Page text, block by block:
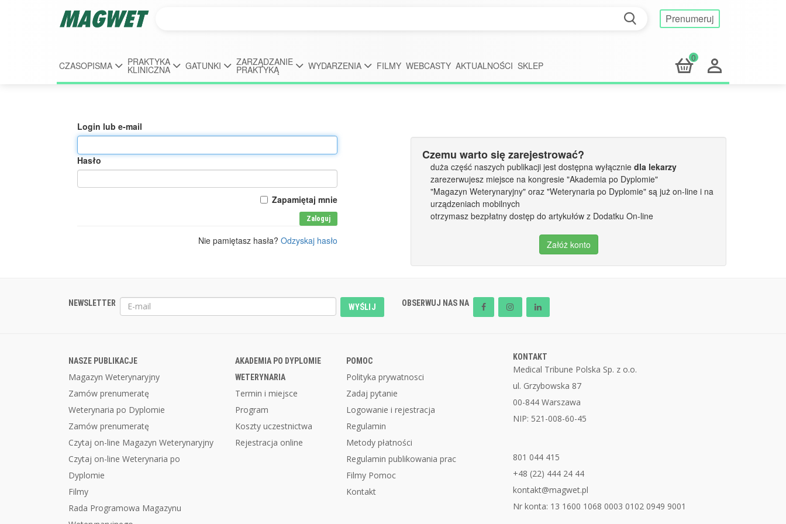
Prenumeruj
CZASOPISMA PRAKTYKA
KLINICZNA GATUNKI ZARZĄDZANIE
PRAKTYKĄ WYDARZENIA FILMY WEBCASTY AKTUALNOŚCI SKLEP
0
Login lub e-mail
Hasło
Zapamiętaj mnie
Zaloguj
Nie pamiętasz hasła? Odzyskaj hasło
Czemu warto się zarejestrować?
duża część naszych publikacji jest dostępna wyłącznie dla lekarzy
zarezerwujesz miejsce na kongresie "Akademia po Dyplomie"
"Magazyn Weterynaryjny" oraz "Weterynaria po Dyplomie" są już on-line i na
urządzeniach mobilnych
otrzymasz bezpłatny dostęp do artykułów z Dodatku On-line
Załóż konto
NEWSLETTER WYŚLIJ OBSERWUJ NAS NA
NASZE PUBLIKACJE
Magazyn Weterynaryjny
Zamów prenumeratę
Weterynaria po Dyplomie
Zamów prenumeratę
Czytaj on-line Magazyn Weterynaryjny
Czytaj on-line Weterynaria po
Dyplomie
Filmy
Rada Programowa Magazynu
AKADEMIA PO DYPLOMIE
WETERYNARIA
Termin i miejsce
Program
Koszty uczestnictwa
Rejestracja online
POMOC
Polityka prywatnosci
Zadaj pytanie
Logowanie i rejestracja
Regulamin
Metody płatności
Regulamin publikowania prac
Filmy Pomoc
Kontakt
KONTAKT
Medical Tribune Polska Sp. z o.o.
ul. Grzybowska 87
00-844 Warszawa
NIP: 521-008-60-45
801 044 415
+48 (22) 444 24 44
kontakt@magwet.pl
Nr konta: 13 1600 1068 0003 0102 0949 9001